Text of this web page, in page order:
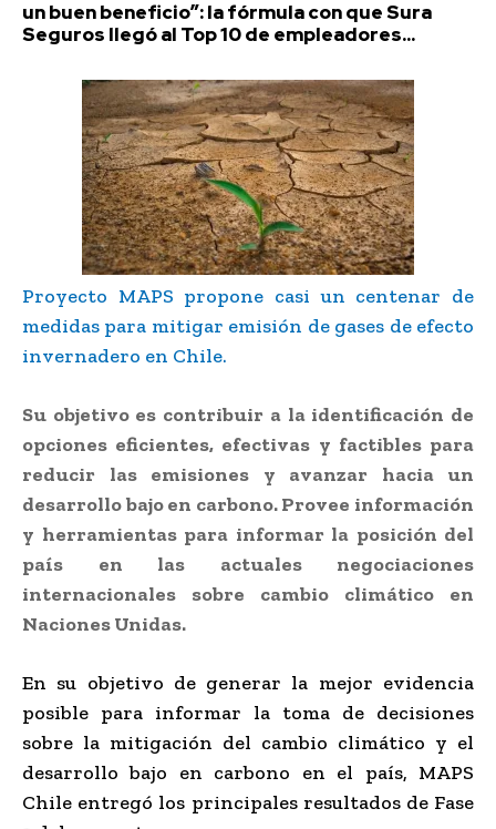
un buen beneficio”: la fórmula con que Sura
Seguros llegó al Top 10 de empleadores...
Proyecto MAPS propone casi un centenar de
medidas para mitigar emisión de gases de efecto
invernadero en Chile.
Su objetivo es contribuir a la identificación de
opciones eficientes, efectivas y factibles para
reducir las emisiones y avanzar hacia un
desarrollo bajo en carbono. Provee información
y herramientas para informar la posición del
país en las actuales negociaciones
internacionales sobre cambio climático en
Naciones Unidas.
En su objetivo de generar la mejor evidencia
posible para informar la toma de decisiones
sobre la mitigación del cambio climático y el
desarrollo bajo en carbono en el país, MAPS
Chile entregó los principales resultados de Fase